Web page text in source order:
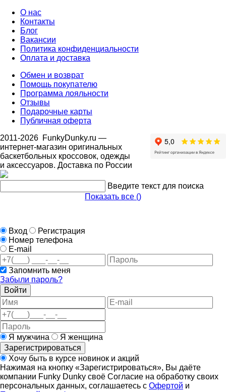
О нас
Контакты
Блог
Вакансии
Политика конфиденциальности
Оплата и доставка
Обмен и возврат
Помощь покупателю
Программа лояльности
Отзывы
Подарочные карты
Публичная оферта
2011-2026 FunkyDunky.ru —
интернет-магазин оригинальных
баскетбольных кроссовок, одежды
и аксессуаров. Доставка по России
Введите текст для поиска
Показать все ()
Вход
Регистрация
Номер телефона
E-mail
Запомнить меня
Забыли пароль?
Войти
Я мужчина
Я женщина
Зарегистрироваться
Хочу быть в курсе новинок и акций
Нажимая на кнопку «Зарегистрироваться», Вы даёте
компании Funky Dunky своё Согласие на обработку своих
персональных данных, соглашаетесь с Офертой и